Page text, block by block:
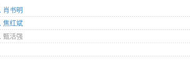
肖书明
焦红斌
甄活强